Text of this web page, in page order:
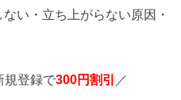
い・立ち上がらない原因・
規登録で300円割引 ／